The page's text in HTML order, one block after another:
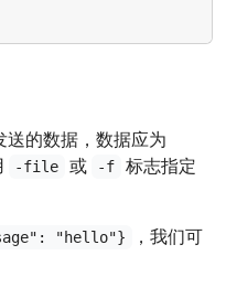
送的数据，数据应为
-file 或 -f
标志指定
"hello"}
，我们可